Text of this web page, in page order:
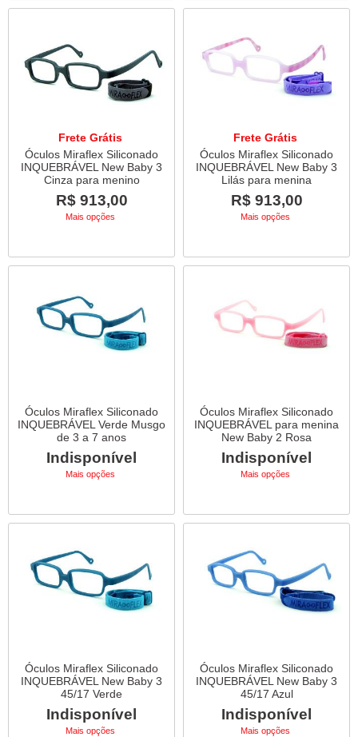
Frete Grátis
Óculos Miraflex Siliconado
INQUEBRÁVEL New Baby 3
Cinza para menino
R$ 913,00
Mais opções
Frete Grátis
Óculos Miraflex Siliconado
INQUEBRÁVEL New Baby 3
Lilás para menina
R$ 913,00
Mais opções
Óculos Miraflex Siliconado
INQUEBRÁVEL Verde Musgo
de 3 a 7 anos
Indisponível
Mais opções
Óculos Miraflex Siliconado
INQUEBRÁVEL para menina
New Baby 2 Rosa
Indisponível
Mais opções
Óculos Miraflex Siliconado
INQUEBRÁVEL New Baby 3
45/17 Verde
Indisponível
Mais opções
Óculos Miraflex Siliconado
INQUEBRÁVEL New Baby 3
45/17 Azul
Indisponível
Mais opções